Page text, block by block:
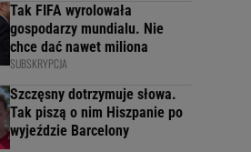
Tak FIFA wyrolowała
gospodarzy mundialu. Nie
chce dać nawet miliona
SUBSKRYPCJA
Szczęsny dotrzymuje słowa.
Tak piszą o nim Hiszpanie po
wyjeździe Barcelony